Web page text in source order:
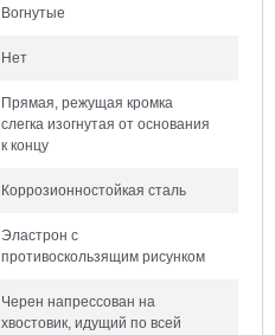
Вогнутые
Нет
Прямая, режущая кромка
слегка изогнутая от основания
к концу
Коррозионностойкая сталь
Эластрон с
противоскользящим рисунком
Черен напрессован на
хвостовик, идущий по всей